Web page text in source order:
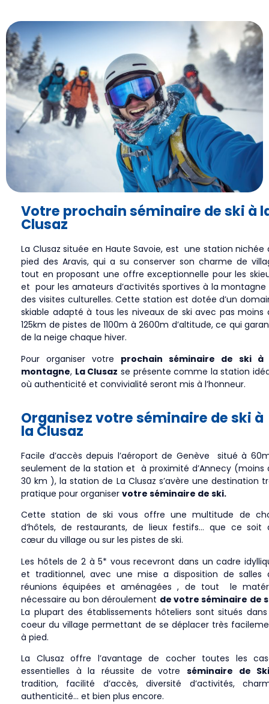
Votre prochain séminaire de ski à
Clusaz
La Clusaz située en Haute Savoie, est une station nichée
pied des Aravis, qui a su conserver son charme de
tout en proposant une offre exceptionnelle pour les
et pour les amateurs d’activités sportives à la
des visites culturelles. Cette station est dotée d’un
skiable adapté à tous les niveaux de ski avec pas moins
125km de pistes de 1100m à 2600m d’altitude, ce qui
de la neige chaque hiver.
Pour organiser votre prochain séminaire de ski à
montagne, La Clusaz se présente comme la station
où authenticité et convivialité seront mis à l’honneur.
Organisez votre séminaire de ski à
la Clusaz
Facile d’accès depuis l’aéroport de Genève situé à
seulement de la station et à proximité d’Annecy (moins
30 km ), la station de La Clusaz s’avère une destination
pratique pour organiser votre séminaire de ski.
Cette station de ski vous offre une multitude de
d’hôtels, de restaurants, de lieux festifs… que ce soit
cœur du village ou sur les pistes de ski.
Les hôtels de 2 à 5* vous recevront dans un cadre
et traditionnel, avec une mise a disposition de salles
réunions équipées et aménagées , de tout le
nécessaire au bon déroulement de votre séminaire de
La plupart des établissements hôteliers sont situés
coeur du village permettant de se déplacer très
à pied.
La Clusaz offre l’avantage de cocher toutes les
essentielles à la réussite de votre séminaire de
tradition, facilité d’accès, diversité d’activités,
authenticité… et bien plus encore.